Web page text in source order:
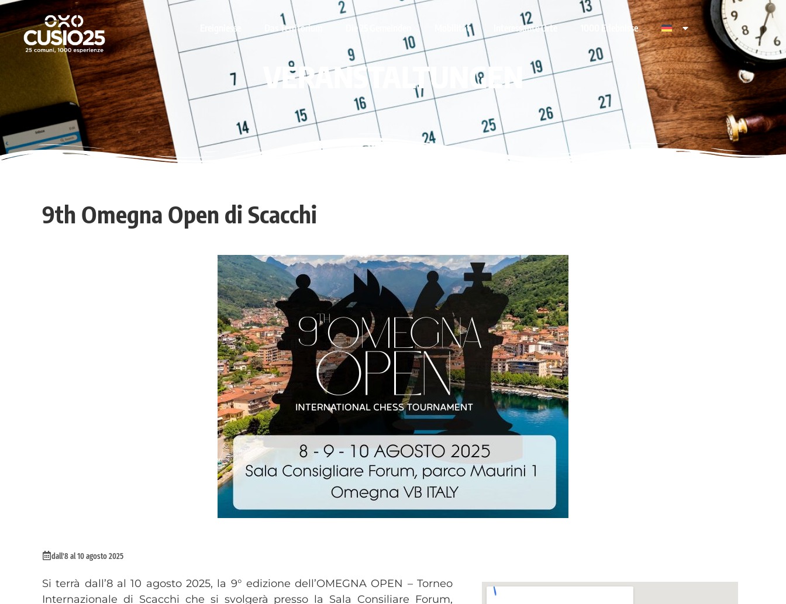
Ereigniesse Das Territorium Die 25 Gemeinden Mobilität Interessante Orte 1000 Erlebnisse
VERANSTALTUNGEN
9th Omegna Open di Scacchi
dall'8 al 10 agosto 2025
Si terrà dall’8 al 10 agosto 2025, la 9° edizione dell’OMEGNA OPEN – Torneo
Internazionale di Scacchi che si svolgerà presso la Sala Consiliare Forum,